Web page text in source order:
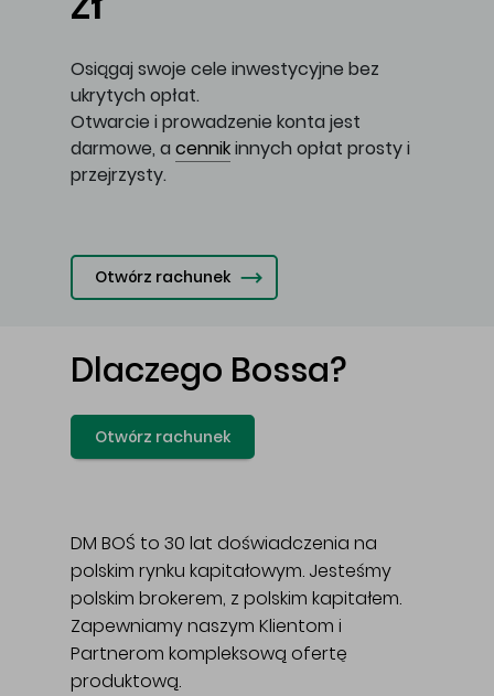
Osiągaj swoje cele inwestycyjne bez
ukrytych opłat.
Otwarcie i prowadzenie konta jest
darmowe, a cennikinnych opłat prosty i
przejrzysty.
Otwórz rachunek
Dlaczego Bossa?
Otwórz rachunek
DM BOŚ to 30 lat doświadczenia na
polskim rynku kapitałowym. Jesteśmy
polskim brokerem, z polskim kapitałem.
Zapewniamy naszym Klientom i
Partnerom kompleksową ofertę
produktową.